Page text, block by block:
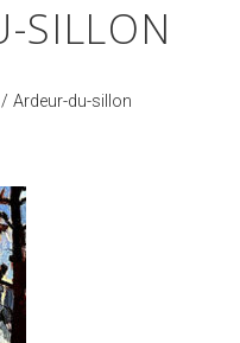
SILLON
Ardeur-du-sillon